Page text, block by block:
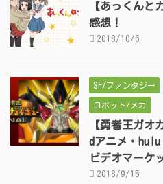
【あっくんと
感想！
2018/10/6
SF/ファンタジー
ロボット/メカ
【勇者王ガオ
dアニメ・hulu
ビデオマーケ
2018/9/15